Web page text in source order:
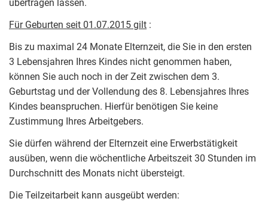
übertragen lassen.
Für Geburten seit 01.07.2015 gilt :
Bis zu maximal 24 Monate Elternzeit, die Sie in den ersten
3 Lebensjahren Ihres Kindes nicht genommen haben,
können Sie auch noch in der Zeit zwischen dem 3.
Geburtstag und der Vollendung des 8. Lebensjahres Ihres
Kindes beanspruchen. Hierfür benötigen Sie keine
Zustimmung Ihres Arbeitgebers.
Sie dürfen während der Elternzeit eine Erwerbstätigkeit
ausüben, wenn die wöchentliche Arbeitszeit 30 Stunden im
Durchschnitt des Monats nicht übersteigt.
Die Teilzeitarbeit kann ausgeübt werden: